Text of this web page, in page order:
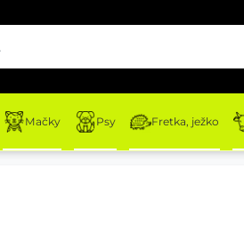
Mačky Psy Fretka, ježko